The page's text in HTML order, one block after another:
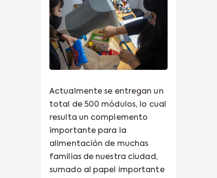
Actualmente se entregan un
total de 500 módulos, lo cual
resulta un complemento
importante para la
alimentación de muchas
familias de nuestra ciudad,
sumado al papel importante